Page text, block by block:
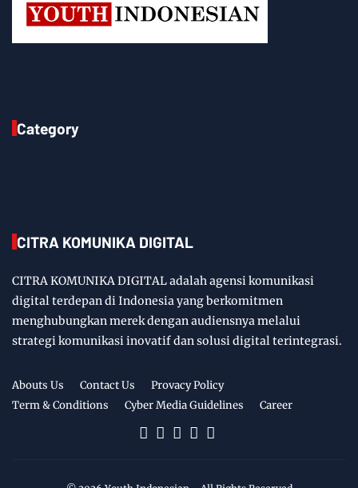
Category
CITRA KOMUNIKA DIGITAL
CITRA KOMUNIKA DIGITAL adalah agensi komunikasi
digital terdepan di Indonesia yang berkomitmen
menghubungkan merek dengan audiensnya melalui
strategi komunikasi inovatif dan solusi digital terintegrasi.
Abouts Us Contact Us
Provacy Policy
Term & Conditions
Cyber Media Guidelines Career